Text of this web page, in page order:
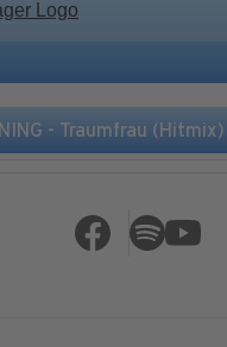
- Traumfrau (Hitmix)